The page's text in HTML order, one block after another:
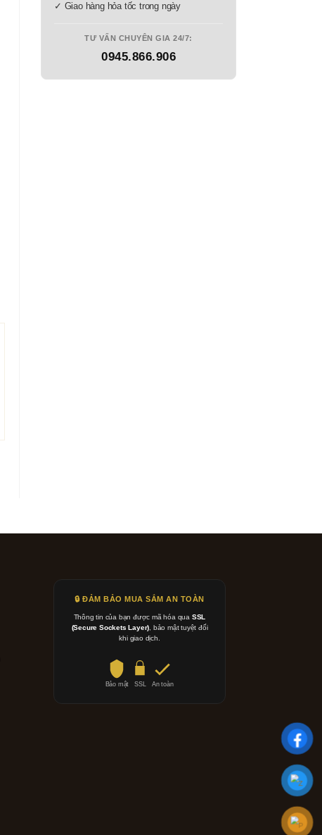
✓ Giao hàng hỏa tốc trong ngày
TƯ VẤN CHUYÊN GIA 24/7:
0945.866.906
🔒 ĐẢM BẢO MUA SẮM AN TOÀN
Thông tin của bạn được mã hóa qua SSL
(Secure Sockets Layer) , bảo mật tuyệt đối
khi giao dịch.
Bảo mật SSL An toàn